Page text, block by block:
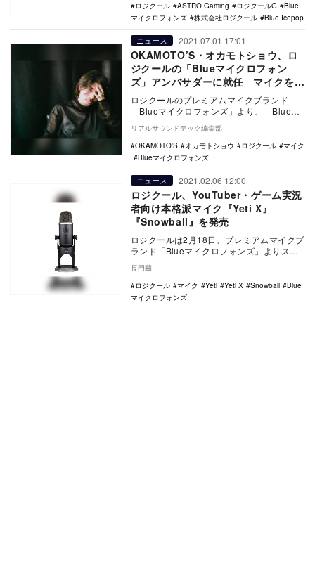
ロジクール
ASTRO Gaming ロジクールG
Blue
マイクロフォンズ
株式会社ロジクール Blue Icepop
ニュース 2021.07.01 17:01
OKAMOTO’S・オカモトショウ、ロ
ジクールの「Blueマイクロフォン
ズ」アンバサダーに就任 マイクを試
すティザー動画も公開
ロジクールのプレミアムマイクブランド
「Blueマイクロフォンズ」より、「Blue
XLRシリーズ」3製品が2021年7月15日に…
リアルサウンドテック編集部
OKAMOTO'S
オカモトショウ ロジクール
マイク
Blueマイクロフォンズ
ニュース 2021.02.06 12:00
ロジクール、YouTuber・ゲーム実況
者向け本格派マイク『Yeti X』
『Snowball』を発売
ロジクールは2月18日、プレミアムマイクブ
ランド「Blueマイクロフォンズ」よりスト
クロ…
長門繭
ロジクール
マイク Yeti Yeti X Snowball
Blue
マイクロフォンズ